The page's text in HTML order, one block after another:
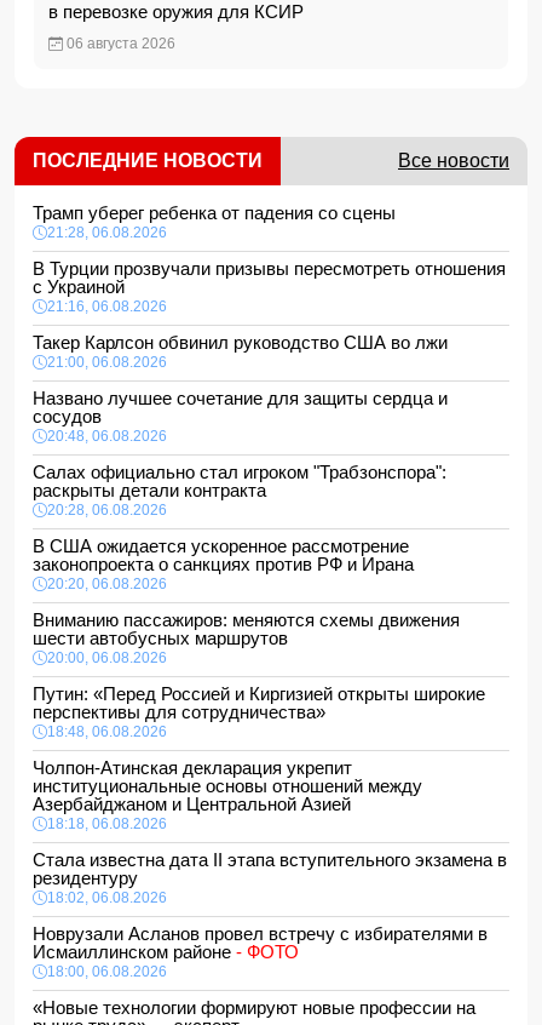
в перевозке оружия для КСИР
06 августа 2026
ПОСЛЕДНИЕ НОВОСТИ Все новости
Трамп уберег ребенка от падения со сцены
21:28, 06.08.2026
В Турции прозвучали призывы пересмотреть отношения
с Украиной
21:16, 06.08.2026
Такер Карлсон обвинил руководство США во лжи
21:00, 06.08.2026
Названо лучшее сочетание для защиты сердца и
сосудов
20:48, 06.08.2026
Салах официально стал игроком "Трабзонспора":
раскрыты детали контракта
20:28, 06.08.2026
В США ожидается ускоренное рассмотрение
законопроекта о санкциях против РФ и Ирана
20:20, 06.08.2026
Вниманию пассажиров: меняются схемы движения
шести автобусных маршрутов
20:00, 06.08.2026
Путин: «Перед Россией и Киргизией открыты широкие
перспективы для сотрудничества»
18:48, 06.08.2026
Чолпон-Атинская декларация укрепит
институциональные основы отношений между
Азербайджаном и Центральной Азией
18:18, 06.08.2026
Стала известна дата II этапа вступительного экзамена в
резидентуру
18:02, 06.08.2026
Новрузали Асланов провел встречу с избирателями в
Исмаиллинском районе - ФОТО
18:00, 06.08.2026
«Новые технологии формируют новые профессии на